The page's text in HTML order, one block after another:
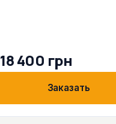
18 400 грн
Заказать